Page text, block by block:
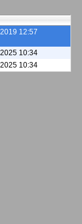
12:57
10:34
10:34